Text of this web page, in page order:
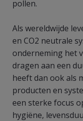
pollen.
Als wereldwijde
en CO2 neutrale
onderneming het
dragen aan een
heeft dan ook als
producten en
een sterke focus
hygiëne,